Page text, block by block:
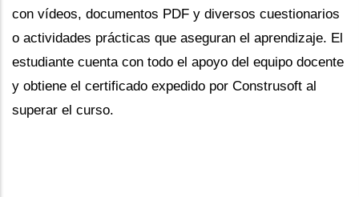
con vídeos, documentos PDF y diversos cuestionarios
o actividades prácticas que aseguran el aprendizaje. El
estudiante cuenta con todo el apoyo del equipo docente
y obtiene el certificado expedido por Construsoft al
superar el curso.